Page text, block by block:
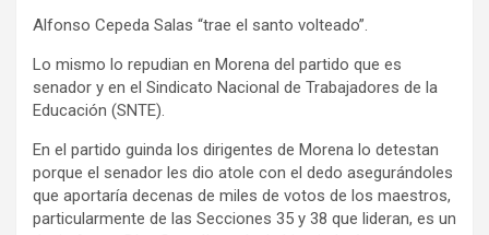
Alfonso Cepeda Salas “trae el santo volteado”.
Lo mismo lo repudian en Morena del partido que es
senador y en el Sindicato Nacional de Trabajadores de la
Educación (SNTE).
En el partido guinda los dirigentes de Morena lo detestan
porque el senador les dio atole con el dedo asegurándoles
que aportaría decenas de miles de votos de los maestros,
particularmente de las Secciones 35 y 38 que lideran, es un